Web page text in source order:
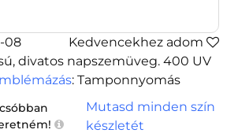
08
Kedvencekhez adom
divatos napszemüveg. 400 UV
: Tamponnyomás
Mutasd minden szín
készletét